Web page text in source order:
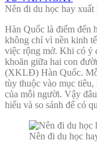
Nên đi du học hay
Hàn Quốc là điểm đến
không chỉ vì nền kinh
việc rộng mở. Khi có ý
khoăn giữa hai con
(XKLĐ) Hàn Quốc.
tùy thuộc vào mục
của mỗi người. Vậy
hiểu và so sánh để có
Nên đi du học